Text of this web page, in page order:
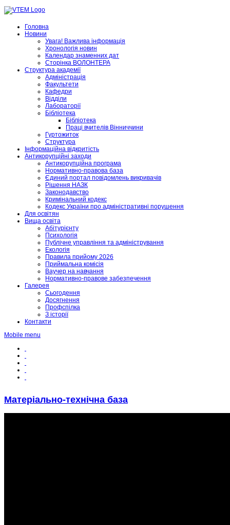
Головна
Новини
Увага! Важлива інформація
Хронологія новин
Календар знаменних дат
Сторінка ВОЛОНТЕРА
Структура академії
Адміністрація
Факультети
Кафедри
Відділи
Лабораторії
Бібліотека
Бібліотека
Праці вчителів Вінниччини
Гуртожиток
Структура
Інформаційна відкритість
Антикорупційні заходи
Антикорупційна програма
Нормативно-правова база
Єдиний портал повідомлень викривачів
Рішення НАЗК
Законодавство
Кримінальний кодекс
Кодекс України про адміністративні порушення
Для освітян
Вища освіта
Абітурієнту
Психологія
Публічне управління та адміністрування
Екологія
Правила прийому 2026
Приймальна комісія
Ваучер на навчання
Нормативно-правове забезпечення
Галерея
Сьогодення
Досягнення
Профспілка
З історії
Контакти
Mobile menu
Матеріально-технічна база